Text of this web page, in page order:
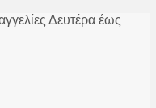
Δευτέρα έως